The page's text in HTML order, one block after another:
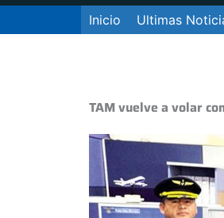
Inicio Ultimas
TAM vuelve a volar